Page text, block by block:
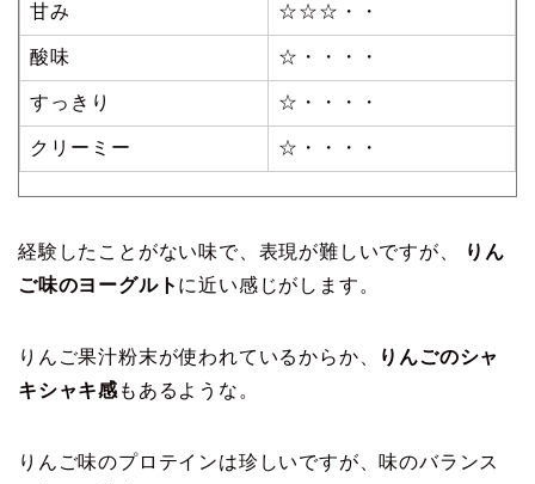
甘み ☆☆☆・・
酸味 ☆・・・・
すっきり ☆・・・・
クリーミー ☆・・・・
経験したことがない味で、表現が難しいですが、
りん
ご味のヨーグルト に近い感じがします。
りんご果汁粉末が使われているからか、
りんごのシャ
キシャキ感 もあるような。
りんご味のプロテインは珍しいですが、味のバランス